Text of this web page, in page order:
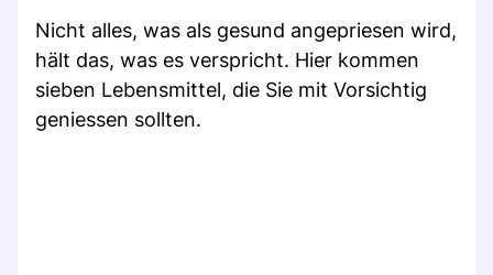
Nicht alles, was als gesund angepriesen wird,
hält das, was es verspricht. Hier kommen
sieben Lebensmittel, die Sie mit Vorsichtig
geniessen sollten.